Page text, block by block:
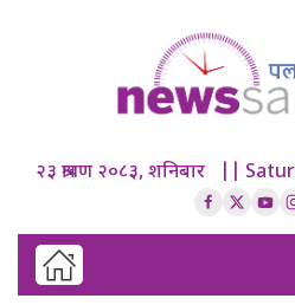
२३ श्रावण २०८३, शनिबार ||